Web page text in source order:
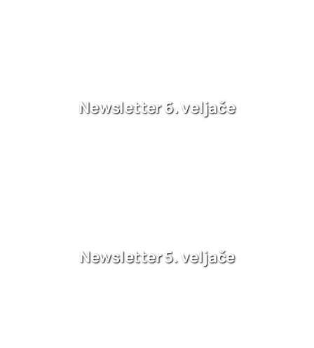
Newsletter 6. veljače
Newsletter 5. veljače